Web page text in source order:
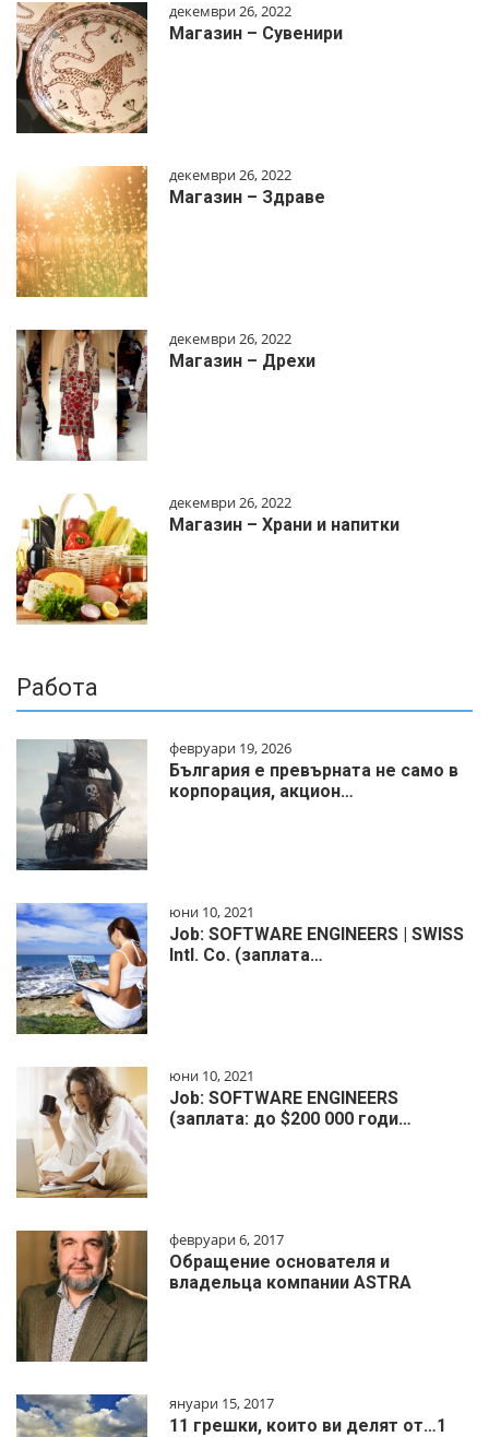
декември 26, 2022
Магазин – Сувенири
декември 26, 2022
Магазин – Здраве
декември 26, 2022
Магазин – Дрехи
декември 26, 2022
Магазин – Храни и напитки
Работа
февруари 19, 2026
България е превърната не само в
корпорация, акцион…
юни 10, 2021
Job: SOFTWARE ENGINEERS | SWISS
Intl. Co. (заплата…
юни 10, 2021
Job: SOFTWARE ENGINEERS
(заплата: до $200 000 годи…
февруари 6, 2017
Обращение основателя и
владельца компании ASTRA
януари 15, 2017
11 грешки, които ви делят от…1